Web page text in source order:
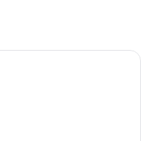
Hotelzimmer mit Bett, einem